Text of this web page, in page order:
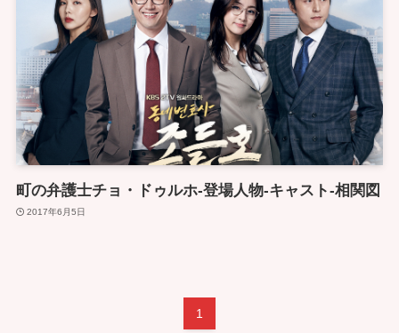
町の弁護士チョ・ドゥルホ-登場人物-キャスト-相関図
2017年6月5日
1